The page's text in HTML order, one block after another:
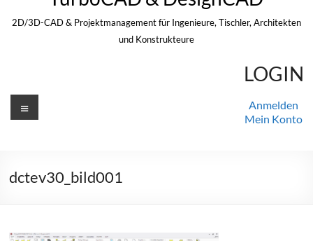
2D/3D-CAD & Projektmanagement für Ingenieure, Tischler, Architekten
und Konstrukteure
LOGIN
Anmelden
Mein Konto
Menü
dctev30_bild001